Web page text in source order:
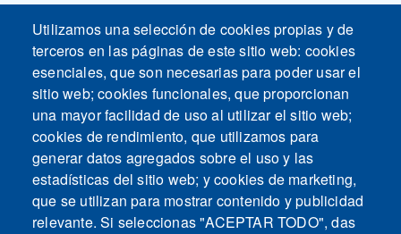
Utilizamos una selección de cookies propias y de
terceros en las páginas de este sitio web: cookies
esenciales, que son necesarias para poder usar el
sitio web; cookies funcionales, que proporcionan
una mayor facilidad de uso al utilizar el sitio web;
cookies de rendimiento, que utilizamos para
generar datos agregados sobre el uso y las
estadísticas del sitio web; y cookies de marketing,
que se utilizan para mostrar contenido y publicidad
relevante. Si seleccionas "ACEPTAR TODO", das